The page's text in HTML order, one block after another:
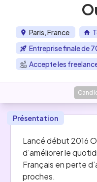
Paris, France
Entreprise finale de
Accepte les
Présentation
Lancé début 2016
d’améliorer le
Français en perte
proches.